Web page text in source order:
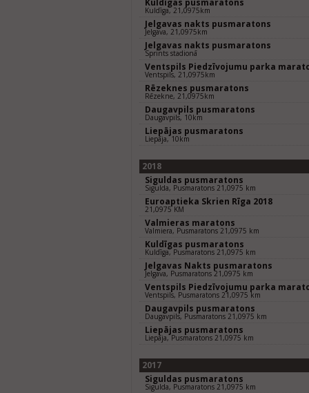
Kuldīgas pusmaratons
Kuldīga, 21,0975km
Jelgavas nakts pusmaratons
Jelgava, 21,0975km
Jelgavas nakts pusmaratons
Sprints stadionā
Ventspils Piedzīvojumu parka
Ventspils, 21,0975km
Rēzeknes pusmaratons
Rēzekne, 21,0975km
Daugavpils pusmaratons
Daugavpils, 10km
Liepājas pusmaratons
Liepāja, 10km
2018
Siguldas pusmaratons
Sigulda, Pusmaratons 21,0975 km
Euroaptieka Skrien Rīga 2018
21,0975 KM
Valmieras maratons
Valmiera, Pusmaratons 21,0975 km
Kuldīgas pusmaratons
Kuldīga, Pusmaratons 21,0975 km
Jelgavas Nakts pusmaratons
Jelgava, Pusmaratons 21,0975 km
Ventspils Piedzīvojumu parka
Ventspils, Pusmaratons 21,0975 km
Daugavpils pusmaratons
Daugavpils, Pusmaratons 21,0975 km
Liepājas pusmaratons
Liepāja, Pusmaratons 21,0975 km
2017
Siguldas pusmaratons
Sigulda, Pusmaratons 21,0975 km